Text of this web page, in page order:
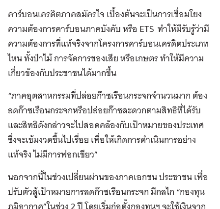
คาร์บอนเครดิตภาคสมัครใจ เบื้องต้นจะเป็นการเชื่อมโยง
ความต้องการคาร์บอนภาคบังคับ หรือ ETS ทำให้มีรับรู้ว่ามี
ความต้องการที่แท้จริงจากโครงการคาร์บอนเครดิตประเภท
ไหน ทั้งป่าไม้ การจัดการของเสีย หรือเกษตร ทำให้มีความ
เกี่ยวข้องกับประชาชนได้มากขึ้น
“ภาคอุตสาหกรรมที่ปล่อยก๊าซเรือนกระจกจำนวนมาก ต้อง
ลดก๊าซเรือนกระจกหรือปล่อยก๊าซสะดวกตามสิทธิที่ได้รับ
และสิทธิดังกล่าวจะไปสอดคล้องกับเป้าหมายของประเทศ
ซึ่งจะเข้มงวดขึ้นไปเรื่อย เพื่อให้เกิดการดำเนินการอย่าง
แท้จริง ไม่มีการฟอกเขียว”
นอกจากนี้ในช่วงเปลี่ยนผ่านของภาคเอกชน ประชาชน เพื่อ
ปรับตัวสู้เป้าหมายการลดก๊าซเรือนกระจก มีกลไก “กองทุน